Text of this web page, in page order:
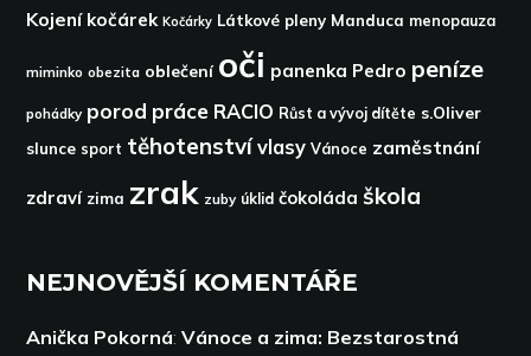
Kojení kočárek Kočárky Látkové pleny Manduca menopauza
miminko obezita oblečení oči panenka Pedro peníze
pohádky porod práce RACIO Růst a vývoj dítěte s.Oliver
slunce sport těhotenství vlasy Vánoce zaměstnání
zdraví zima zrak zuby úklid čokoláda škola
NEJNOVĚJŠÍ KOMENTÁŘE
Anička Pokorná:Vánoce a zima: Bezstarostná